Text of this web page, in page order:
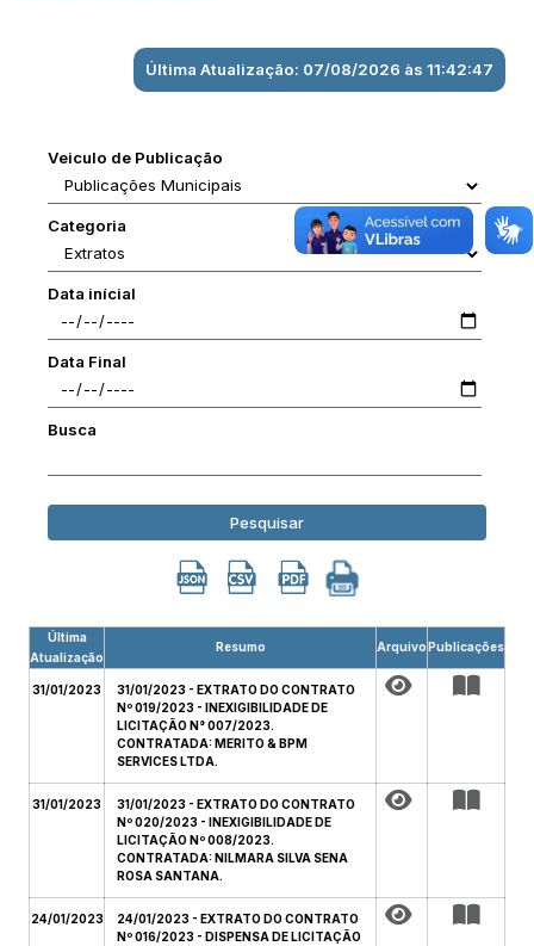
Última Atualização: 07/08/2026 às 11:42:47
Veiculo de Publicação
Categoria
Data inícial
Data Final
Busca
Pesquisar
Última
Atualização
Resumo ArquivoPublicações
31/01/2023
31/01/2023 - EXTRATO DO CONTRATO
Nº 019/2023 - INEXIGIBILIDADE DE
LICITAÇÃO N° 007/2023.
CONTRATADA: MERITO & BPM
SERVICES LTDA.
31/01/2023
31/01/2023 - EXTRATO DO CONTRATO
Nº 020/2023 - INEXIGIBILIDADE DE
LICITAÇÃO Nº 008/2023.
CONTRATADA: NILMARA SILVA SENA
ROSA SANTANA.
24/01/2023
24/01/2023 - EXTRATO DO CONTRATO
Nº 016/2023 - DISPENSA DE LICITAÇÃO